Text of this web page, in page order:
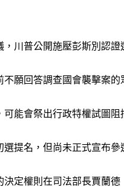
川普公開施壓彭斯別認
願回答調查國會襲擊案的
能會祭出行政特權試圖
提名，但尚未正式宣布參
定權則在司法部長賈蘭德